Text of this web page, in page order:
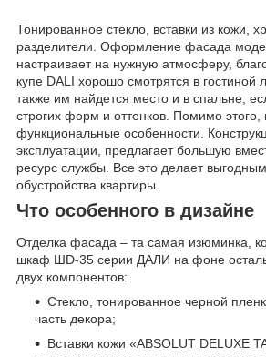
Тонированное стекло, вставки из кожи,
разделители. Оформление фасада
настраивает на нужную атмосферу,
купе DALI хорошо смотрятся в
также им найдется место и в спальне,
строгих форм и оттенков. Помимо этого,
функциональные особенности.
эксплуатации, предлагает большую
ресурс службы. Все это делает
обустройства квартиры.
Что особенного в дизайне
Отделка фасада – та самая изюминка,
шкаф ШD-35 серии ДАЛИ на фоне
двух компонентов:
Стекло, тонированное черной
часть декора;
Вставки кожи «ABSOLUT DELUXE